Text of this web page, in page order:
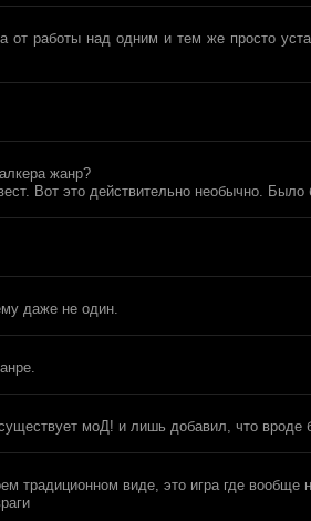
работы над одним и тем же просто
жанр?
Вот это действительно необычно.
даже не один.
моД! и лишь добавил, что вроде
традиционном виде, это игра где вообще